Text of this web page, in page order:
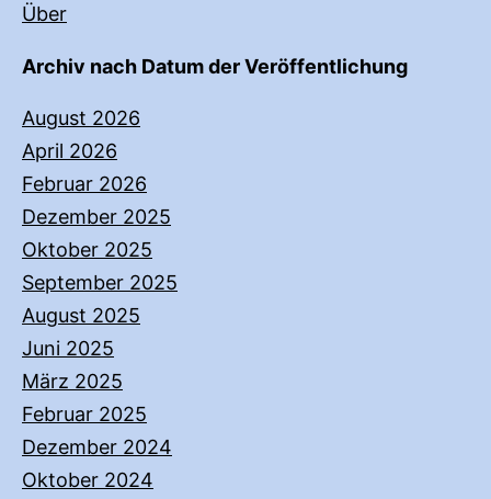
Über
Archiv nach Datum der Veröffentlichung
August 2026
April 2026
Februar 2026
Dezember 2025
Oktober 2025
September 2025
August 2025
Juni 2025
März 2025
Februar 2025
Dezember 2024
Oktober 2024